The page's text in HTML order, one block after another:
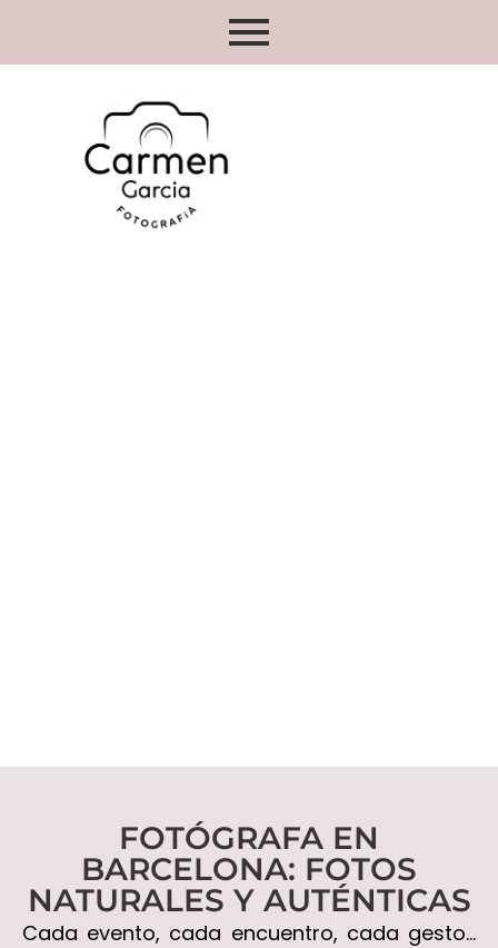
FOTÓGRAFA EN
BARCELONA: FOTOS
NATURALES Y AUTÉNTICAS
Cada evento, cada encuentro, cada gesto…